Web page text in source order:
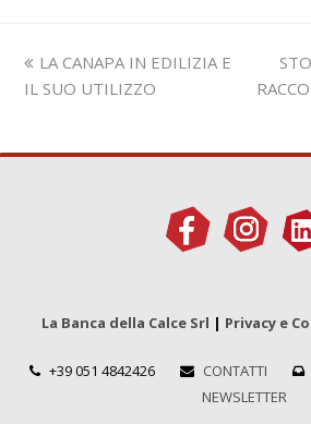
Slide
precedente:
LA CANAPA IN EDILIZIA E
IL SUO UTILIZZO
La Banca della Calce Srl | Privacy e
+39 051 4842426 CONTATTI
NEWSLETTER